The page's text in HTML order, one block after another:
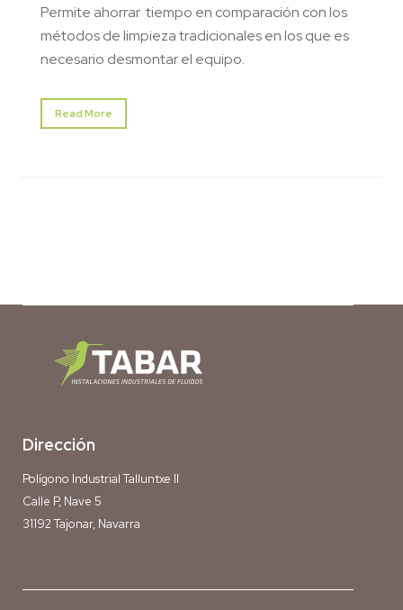
Permite ahorrar tiempo en comparación con los
métodos de limpieza tradicionales en los que es
necesario desmontar el equipo.
Read More
Dirección
Polígono Industrial Talluntxe II
Calle P, Nave 5
31192 Tajonar, Navarra